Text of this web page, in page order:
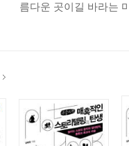
’에서의 AI 활용 TIP · 211
든 ‘유종의 미’ · 240
운 풍경들(클로드) · 246
고 더욱 중요한 이유(클로
름다운 곳이길 바라는